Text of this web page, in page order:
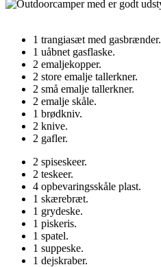
1 trangiasæt med gasbrænder.
1 uåbnet gasflaske.
2 emaljekopper.
2 store emalje tallerkner.
2 små emalje tallerkner.
2 emalje skåle.
1 brødkniv.
2 knive.
2 gafler.
2 spiseskeer.
2 teskeer.
4 opbevaringsskåle plast.
1 skærebræt.
1 grydeske.
1 piskeris.
1 spatel.
1 suppeske.
1 dejskraber.